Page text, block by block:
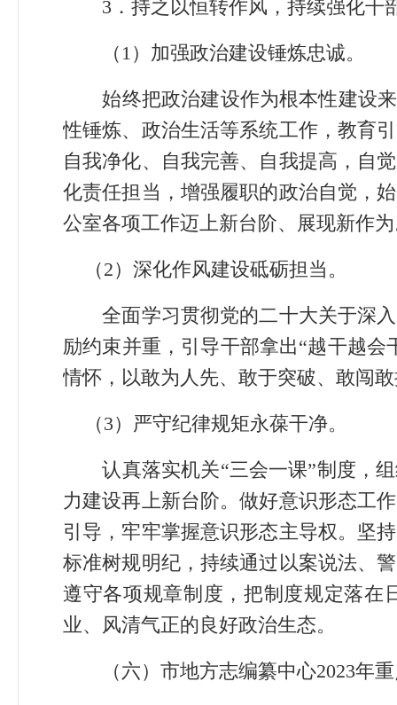
3．持之以恒转作风，持续强化干
（1）加强政治建设锤炼忠诚。
始终把政治建设作为根本性建设来
性锤炼、政治生活等系统工作，教育
自我净化、自我完善、自我提高，自
化责任担当，增强履职的政治自觉，
公室各项工作迈上新台阶、展现新作
（2）深化作风建设砥砺担当。
全面学习贯彻党的二十大关于深入
励约束并重，引导干部拿出“越干越
情怀，以敢为人先、敢于突破、敢闯
（3）严守纪律规矩永葆干净。
认真落实机关“三会一课”制度，组
力建设再上新台阶。做好意识形态工
引导，牢牢掌握意识形态主导权。坚
标准树规明纪，持续通过以案说法、
遵守各项规章制度，把制度规定落在
业、风清气正的良好政治生态。
（六）市地方志编纂中心2023年